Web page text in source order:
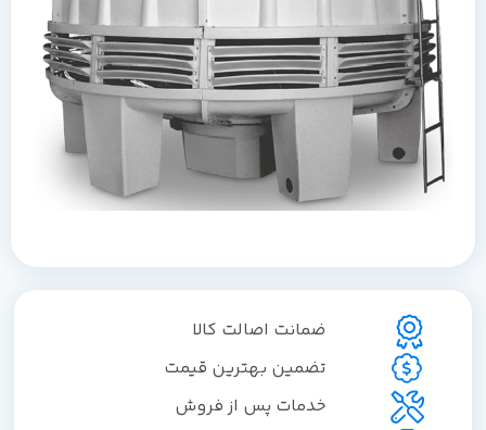
ضمانت اصالت کالا
تضمین بهترین قیمت
خدمات پس از فروش